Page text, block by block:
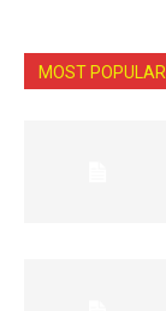
MOST POPULAR